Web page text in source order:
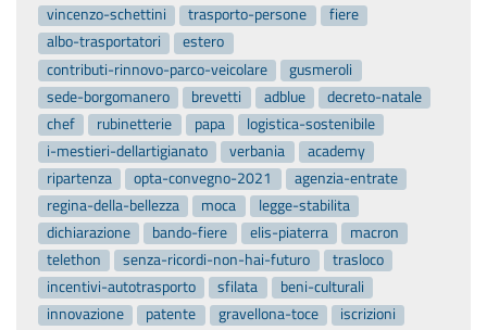
vincenzo-schettini
trasporto-persone
fiere
albo-trasportatori
estero
contributi-rinnovo-parco-veicolare
gusmeroli
sede-borgomanero
brevetti adblue
decreto-natale
chef
rubinetterie papa
logistica-sostenibile
i-mestieri-dellartigianato
verbania
academy
ripartenza
opta-convegno-2021
agenzia-entrate
regina-della-bellezza
moca
legge-stabilita
dichiarazione
bando-fiere elis-piaterra
macron
telethon
senza-ricordi-non-hai-futuro
trasloco
incentivi-autotrasporto
sfilata
beni-culturali
innovazione
patente gravellona-toce
iscrizioni